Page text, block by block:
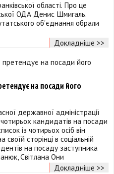
області. Про це
ОДА Денис Шмигаль.
об'єднання обрали
Докладніше >>
на посади його
державної адміністрації
кандидатів на посади
із чотирьох осіб він
своїй сторінці в соціальній
на посаду заступника
Світлана Они
Докладніше >>